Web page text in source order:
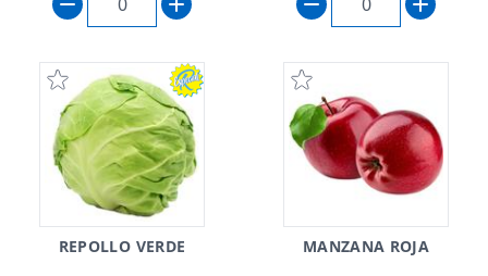
REPOLLO VERDE MANZANA ROJA